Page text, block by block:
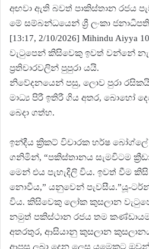
අඟවා ඇති බවත් පාකිස්තාන රජය
මේ සම්බන්ධයෙන් ශ්‍රී ලංකා
[13:17, 2/10/2026] Mihindu
වැටුපෙන් කිසිවෙකු ඉවත් වන්නේ
ප්‍රතිචාරවලින් පුපුරා යයි.
නිවේදනයෙන් පසු, ලොව පුරා
මාධ්‍ය පිරී ඉතිරී ගිය අතර, බොහෝ
බෙදා ගත්හ.
ඉන්දීය ක්‍රිකට් විචාරක හර්ෂ බෝග්ලේ
ගනිමින්, “පකිස්තානය සැමවිටම
මෙන් එය පැහැදිලි විය. ඉවත් වීම
නොවීය,” යනුවෙන් පැවසීය.”යූ-
විය. කිසිවෙකු ලෝක කුසලාන
නමුත් පකිස්ථාන රජය තම
අතරතුර, ආසියානු කුසලාන
ආපසු ලබා දෙන ලෙස යමෙකුට